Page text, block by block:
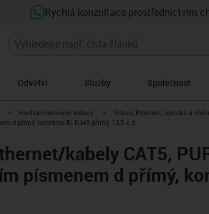
Rychlá konzultace prostřednictvím
Odvětví Služby Společnost
igus-icon-arrow-right
Konfekcionované kabely igus-icon-arrow-right
Síťové, Ethernet, optické a
d přímý, konektor B: RJ45 přímý, 12,5 x d
kabely CAT5,
písmenem d přímý,